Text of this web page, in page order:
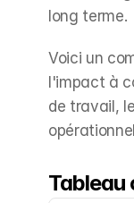
long terme.
Voici un
l'impact à
de travail,